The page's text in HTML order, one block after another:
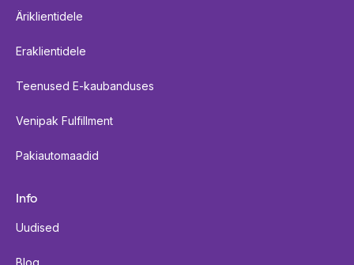
Äriklientidele
Eraklientidele
Teenused E-kaubanduses
Venipak Fulfillment
Pakiautomaadid
Info
Uudised
Blog